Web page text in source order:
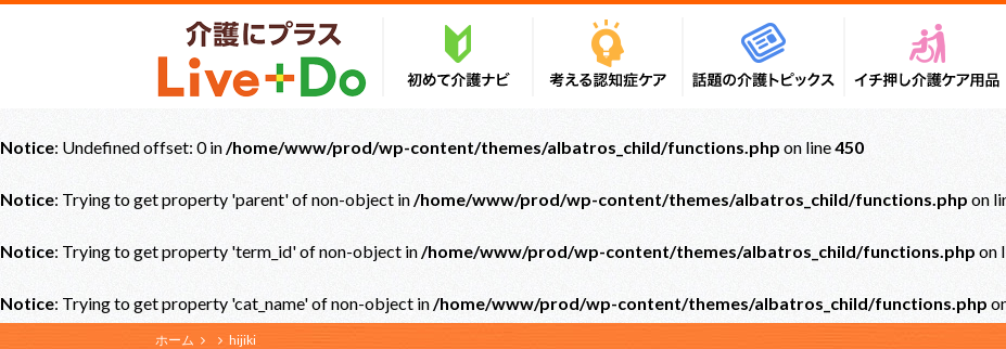
Notice: Undefined offset: 0 in/home/www/prod/wp-content/themes/albatros_child/functions.php on line450
Notice: Trying to get property 'parent' of non-object in/home/www/prod/wp-content/themes/albatros_child/functions.php on
Notice: Trying to get property 'term_id' of non-object in/home/www/prod/wp-content/themes/albatros_child/functions.php on
Notice: Trying to get property 'cat_name' of non-object in/home/www/prod/wp-content/themes/albatros_child/functions.php
ホーム hijiki